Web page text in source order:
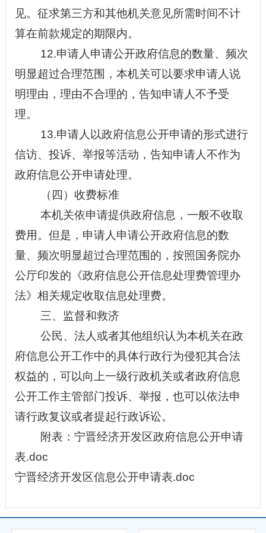
见。征求第三方和其他机关意见所需时间不计
算在前款规定的期限内。
12.申请人申请公开政府信息的数量、频次
明显超过合理范围，本机关可以要求申请人说
明理由，理由不合理的，告知申请人不予受
理。
13.申请人以政府信息公开申请的形式进行
信访、投诉、举报等活动，告知申请人不作为
政府信息公开申请处理。
（四）收费标准
本机关依申请提供政府信息，一般不收取
费用。但是，申请人申请公开政府信息的数
量、频次明显超过合理范围的，按照国务院办
公厅印发的《政府信息公开信息处理费管理办
法》相关规定收取信息处理费。
三、监督和救济
公民、法人或者其他组织认为本机关在政
府信息公开工作中的具体行政行为侵犯其合法
权益的，可以向上一级行政机关或者政府信息
公开工作主管部门投诉、举报，也可以依法申
请行政复议或者提起行政诉讼。
附表： 宁晋经济开发区政府信息公开申请
表.doc
宁晋经济开发区信息公开申请表.doc